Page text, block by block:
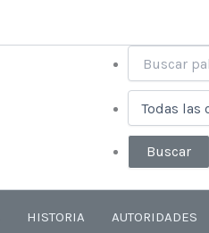
HISTORIA AUTORIDADES